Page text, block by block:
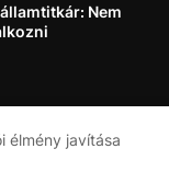
Nem
élmény javítása